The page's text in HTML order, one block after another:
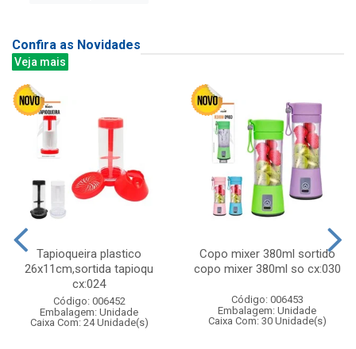
Confira as Novidades
Veja mais
Tapioqueira plastico
26x11cm,sortida tapioqu
cx:024
Código: 006452
Embalagem: Unidade
Caixa Com: 24 Unidade(s)
Copo mixer 380ml sortido
copo mixer 380ml so cx:030
Código: 006453
Embalagem: Unidade
Caixa Com: 30 Unidade(s)